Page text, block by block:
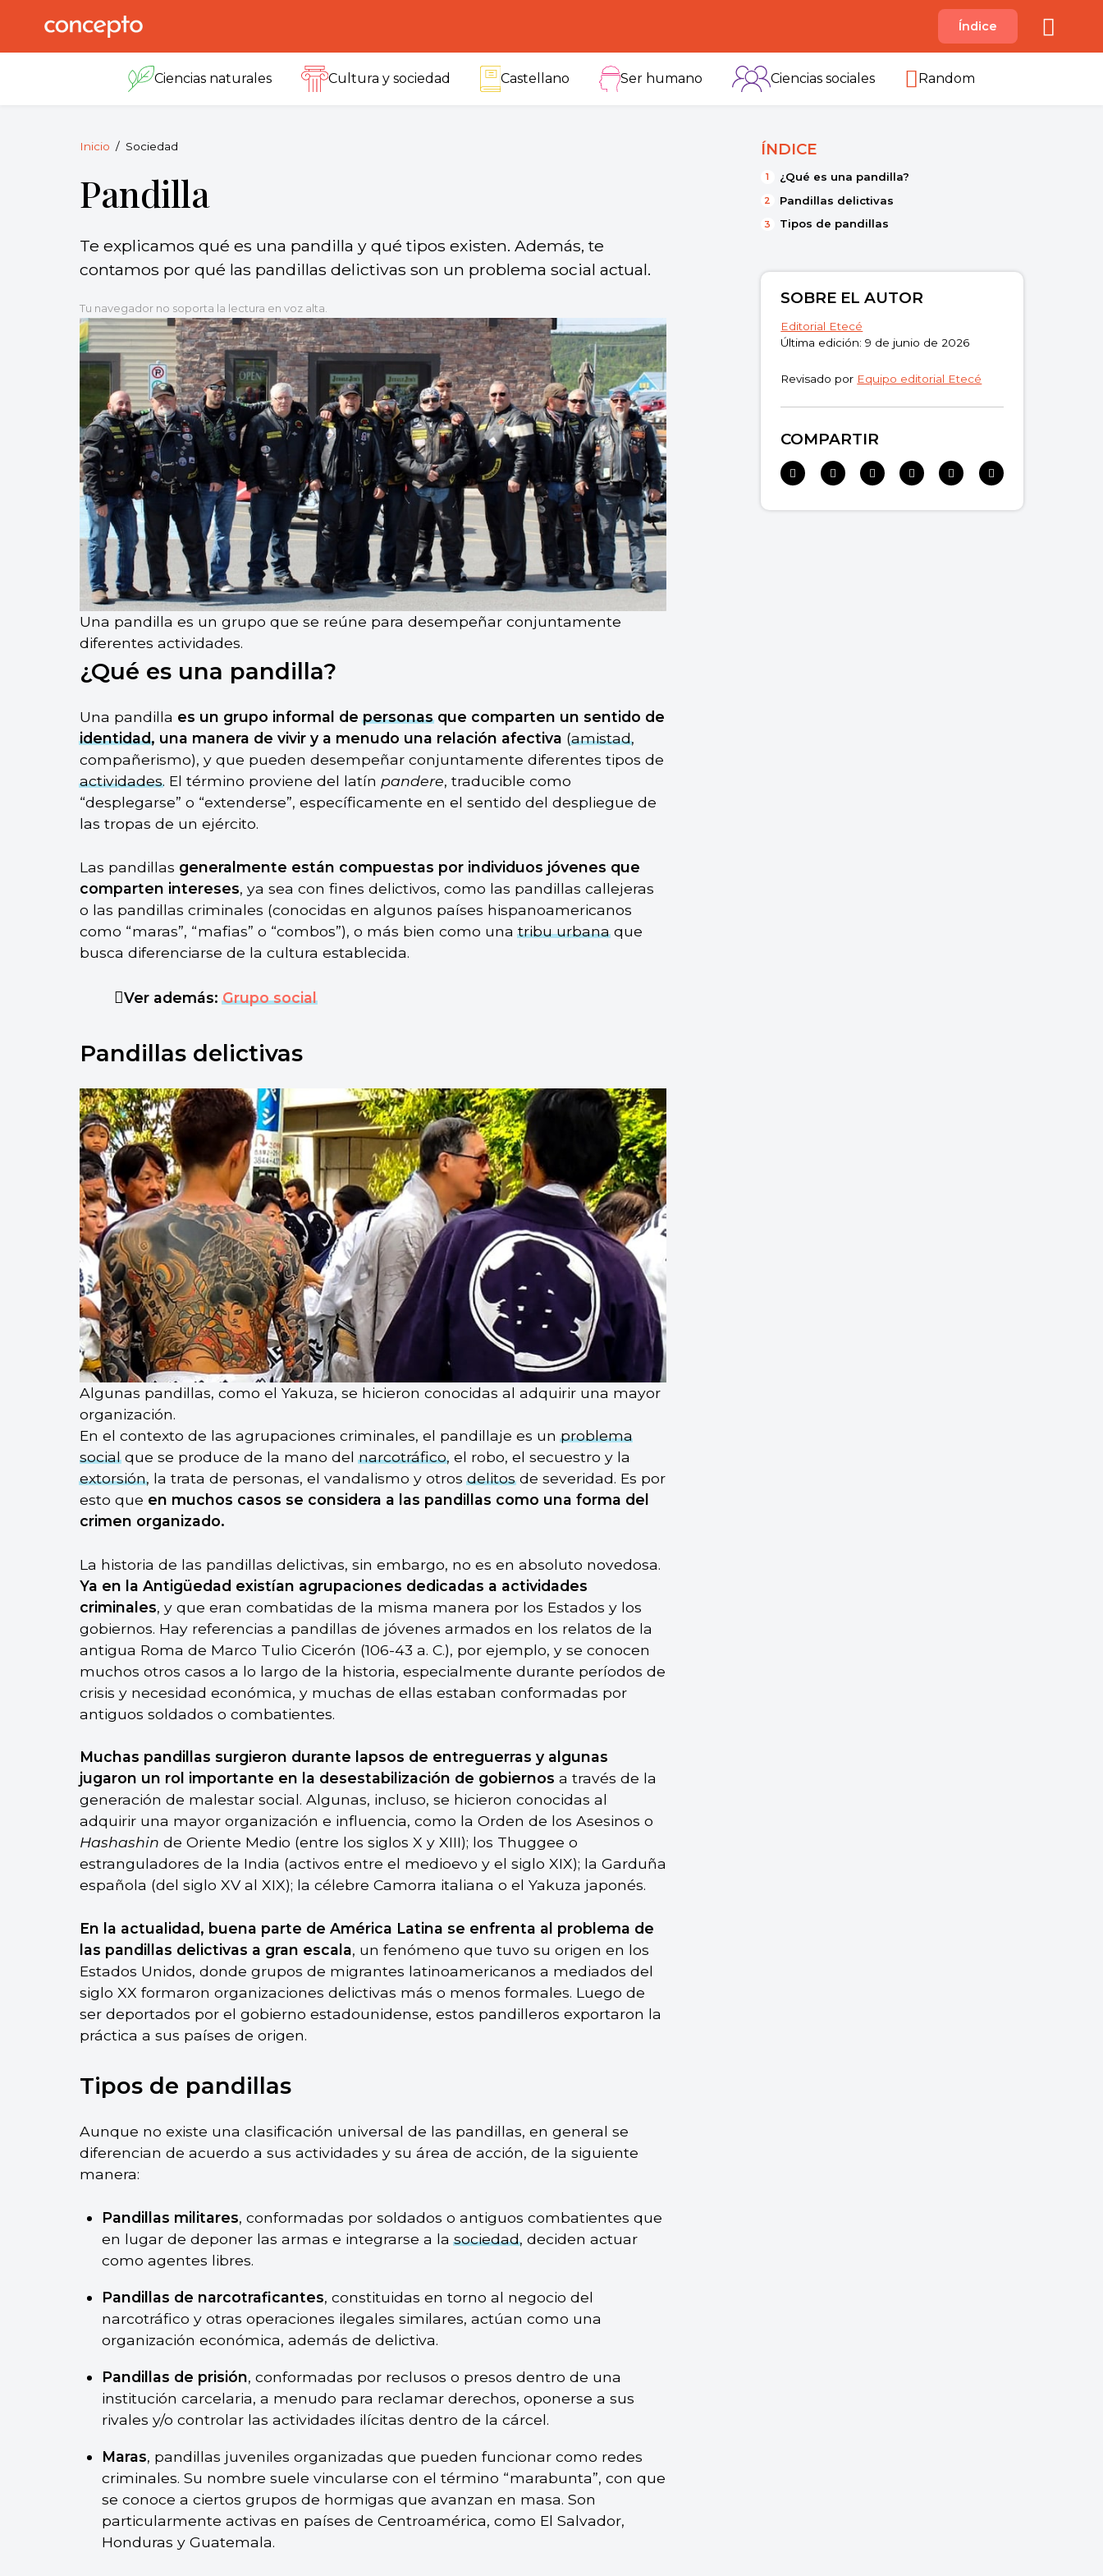
reservados.
B C
Índice
Ciencias naturales Cultura y sociedad Castellano Ser humano Ciencias sociales Random
Inicio Sociedad
Pandilla
Te explicamos qué es una pandilla y qué tipos existen. Además, te
contamos por qué las pandillas delictivas son un problema social actual.
Tu navegador no soporta la lectura en voz alta.
Una pandilla es un grupo que se reúne para desempeñar conjuntamente
diferentes actividades.
¿Qué es una pandilla?
Una pandilla es un grupo informal depersonasque comparten un sentido de
identidad, una manera de vivir y a menudo una relación afectiva (amistad,
compañerismo), y que pueden desempeñar conjuntamente diferentes tipos de
actividades. El término proviene del latín pandere, traducible como
“desplegarse” o “extenderse”, específicamente en el sentido del despliegue de
las tropas de un ejército.
Las pandillas generalmente están compuestas por individuos jóvenes que
comparten intereses, ya sea con fines delictivos, como las pandillas callejeras
o las pandillas criminales (conocidas en algunos países hispanoamericanos
como “maras”, “mafias” o “combos”), o más bien como unatribu urbanaque
busca diferenciarse de la cultura establecida.
Ver además:Grupo social
Pandillas delictivas
Algunas pandillas, como el Yakuza, se hicieron conocidas al adquirir una mayor
organización.
En el contexto de las agrupaciones criminales, el pandillaje es unproblema
socialque se produce de la mano delnarcotráfico, el robo, el secuestro y la
extorsión, la trata de personas, el vandalismo y otrosdelitosde severidad. Es por
esto que en muchos casos se considera a las pandillas como una forma del
crimen organizado.
La historia de las pandillas delictivas, sin embargo, no es en absoluto novedosa.
Ya en la Antigüedad existían agrupaciones dedicadas a actividades
criminales, y que eran combatidas de la misma manera por los Estados y los
gobiernos. Hay referencias a pandillas de jóvenes armados en los relatos de la
antigua Roma de Marco Tulio Cicerón (106-43 a. C.), por ejemplo, y se conocen
muchos otros casos a lo largo de la historia, especialmente durante períodos de
crisis y necesidad económica, y muchas de ellas estaban conformadas por
antiguos soldados o combatientes.
Muchas pandillas surgieron durante lapsos de entreguerras y algunas
jugaron un rol importante en la desestabilización de gobiernos a través de la
generación de malestar social. Algunas, incluso, se hicieron conocidas al
adquirir una mayor organización e influencia, como la Orden de los Asesinos o
Hashashin de Oriente Medio (entre los siglos X y XIII); los Thuggee o
estranguladores de la India (activos entre el medioevo y el siglo XIX); la Garduña
española (del siglo XV al XIX); la célebre Camorra italiana o el Yakuza japonés.
En la actualidad, buena parte de América Latina se enfrenta al problema de
las pandillas delictivas a gran escala, un fenómeno que tuvo su origen en los
Estados Unidos, donde grupos de migrantes latinoamericanos a mediados del
siglo XX formaron organizaciones delictivas más o menos formales. Luego de
ser deportados por el gobierno estadounidense, estos pandilleros exportaron la
práctica a sus países de origen.
Tipos de pandillas
Aunque no existe una clasificación universal de las pandillas, en general se
diferencian de acuerdo a sus actividades y su área de acción, de la siguiente
manera:
Pandillas militares, conformadas por soldados o antiguos combatientes que
en lugar de deponer las armas e integrarse a lasociedad, deciden actuar
como agentes libres.
Pandillas de narcotraficantes, constituidas en torno al negocio del
narcotráfico y otras operaciones ilegales similares, actúan como una
organización económica, además de delictiva.
Pandillas de prisión, conformadas por reclusos o presos dentro de una
institución carcelaria, a menudo para reclamar derechos, oponerse a sus
rivales y/o controlar las actividades ilícitas dentro de la cárcel.
Maras, pandillas juveniles organizadas que pueden funcionar como redes
criminales. Su nombre suele vincularse con el término “marabunta”, con que
se conoce a ciertos grupos de hormigas que avanzan en masa. Son
particularmente activas en países de Centroamérica, como El Salvador,
Honduras y Guatemala.
ÍNDICE
¿Qué es una pandilla?
Pandillas delictivas
Tipos de pandillas
SOBRE EL AUTOR
Editorial Etecé
Última edición: 9 de junio de 2026
Revisado por Equipo editorial Etecé
COMPARTIR